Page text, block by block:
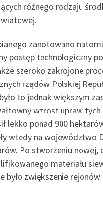
różnego rodzaju
zanotowano
postęp technologiczny
szeroko zakrojone
rządów Polskiej
to jednak większym
wzrost upraw tych
lekko ponad 900
wtedy na województwo
Po stworzeniu nowej,
materiału
było zwiększenie